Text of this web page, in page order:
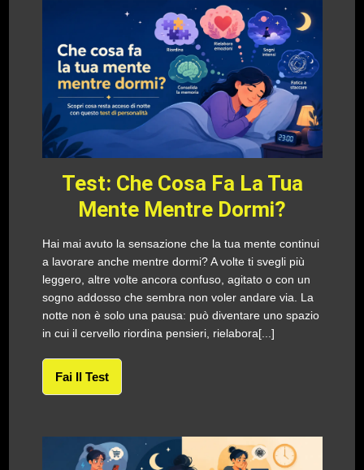
Test: Che Cosa Fa La Tua
Mente Mentre Dormi?
Hai mai avuto la sensazione che la tua mente continui
a lavorare anche mentre dormi? A volte ti svegli più
leggero, altre volte ancora confuso, agitato o con un
sogno addosso che sembra non voler andare via. La
notte non è solo una pausa: può diventare uno spazio
in cui il cervello riordina pensieri, rielabora[...]
Fai Il Test